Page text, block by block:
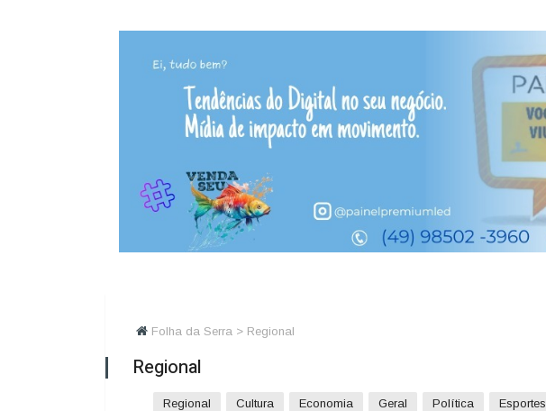
Folha da Serra > Regional
Regional
Regional Cultura Economia Geral Política Esportes